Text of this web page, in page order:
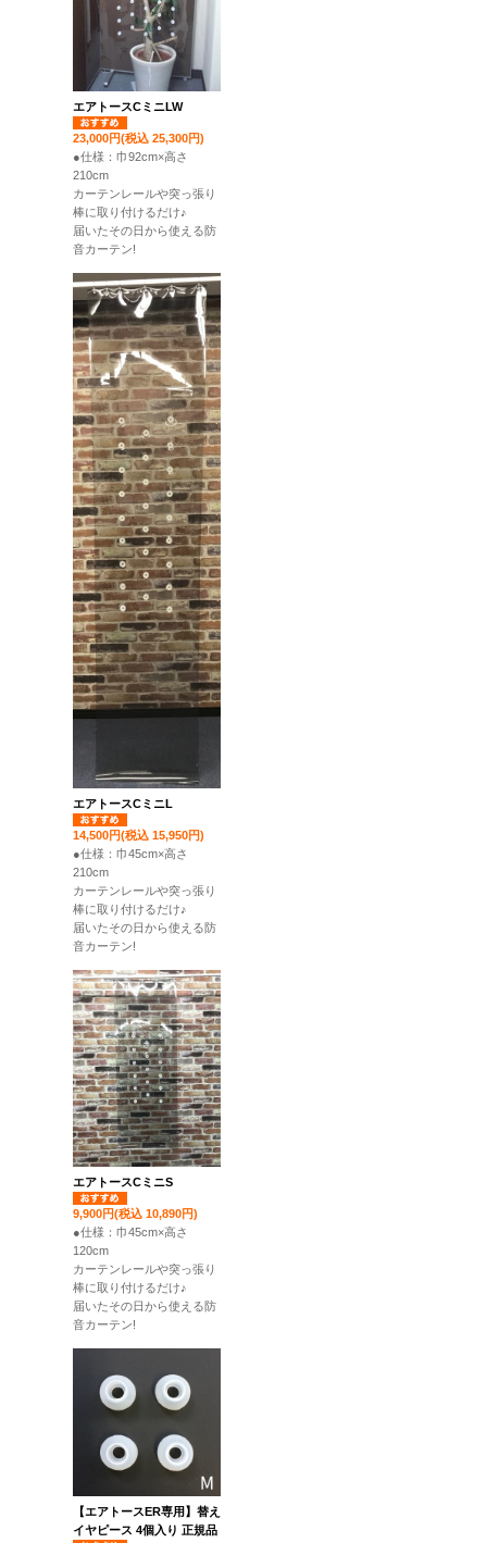
エアトースCミニLW
23,000円(税込 25,300円)
●仕様：巾92cm×高さ
210cm
カーテンレールや突っ張り
棒に取り付けるだけ♪
届いたその日から使える防
音カーテン!
エアトースCミニL
14,500円(税込 15,950円)
●仕様：巾45cm×高さ
210cm
カーテンレールや突っ張り
棒に取り付けるだけ♪
届いたその日から使える防
音カーテン!
エアトースCミニS
9,900円(税込 10,890円)
●仕様：巾45cm×高さ
120cm
カーテンレールや突っ張り
棒に取り付けるだけ♪
届いたその日から使える防
音カーテン!
【エアトースER専用】替え
イヤピース 4個入り 正規品